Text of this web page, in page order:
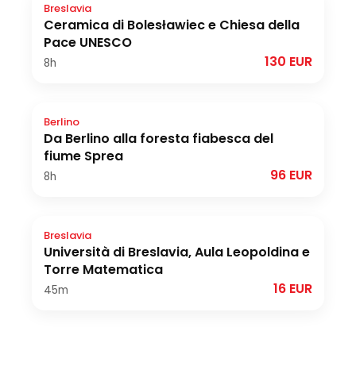
Breslavia
Ceramica di Bolesławiec e Chiesa della
Pace UNESCO
8h 130 EUR
Berlino
Da Berlino alla foresta fiabesca del
fiume Sprea
8h 96 EUR
Breslavia
Università di Breslavia, Aula Leopoldina e
Torre Matematica
45m 16 EUR